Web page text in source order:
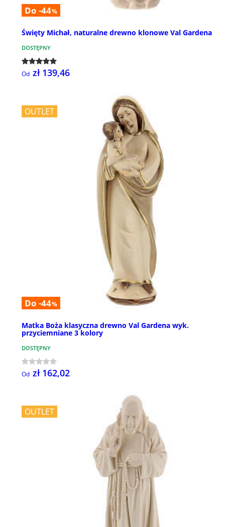
Do -44%
Święty Michał, naturalne drewno klonowe Val Gardena
DOSTĘPNY
Od zł 139,46
OUTLET
Do -44%
Matka Boża klasyczna drewno Val Gardena wyk.
przyciemniane 3 kolory
DOSTĘPNY
Od zł 162,02
OUTLET